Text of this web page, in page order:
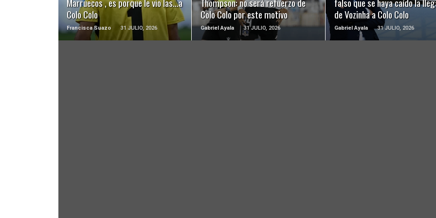
Marruecos , es porque le vio las…a
Colo Colo
Francisca Suazo 31 JULIO, 2026
Thompson: no será refuerzo de
Colo Colo por este motivo
Gabriel Ayala 31 JULIO, 2026
falso que se haya caído la
de Vozinha a Colo Colo
Gabriel Ayala 31 JULIO, 2026